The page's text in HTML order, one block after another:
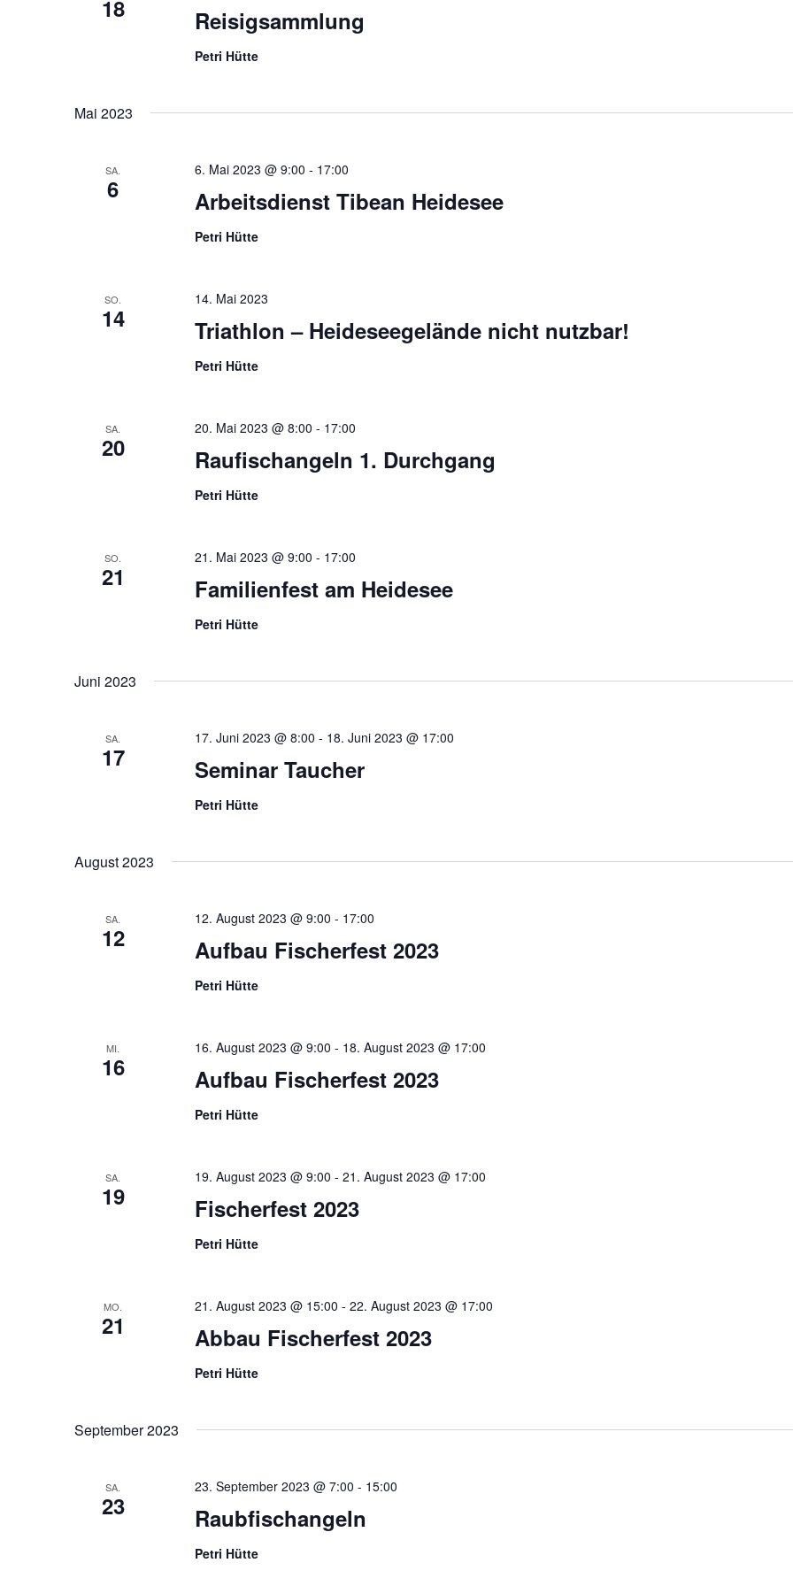
18 Reisigsammlung
Petri Hütte
Mai 2023
SA.
6 Arbeitsdienst Tibean Heidesee
6. Mai 2023 @ 9:00 - 17:00
Petri Hütte
SO.
14 Triathlon – Heideseegelände nicht nutzbar!
14. Mai 2023
Petri Hütte
SA.
20 Raufischangeln 1. Durchgang
20. Mai 2023 @ 8:00 - 17:00
Petri Hütte
SO.
21 Familienfest am Heidesee
21. Mai 2023 @ 9:00 - 17:00
Petri Hütte
Juni 2023
SA.
17 Seminar Taucher
17. Juni 2023 @ 8:00 - 18. Juni 2023 @ 17:00
Petri Hütte
August 2023
SA.
12 Aufbau Fischerfest 2023
12. August 2023 @ 9:00 - 17:00
Petri Hütte
MI.
16 Aufbau Fischerfest 2023
16. August 2023 @ 9:00 - 18. August 2023 @ 17:00
Petri Hütte
SA.
19 Fischerfest 2023
19. August 2023 @ 9:00 - 21. August 2023 @ 17:00
Petri Hütte
MO.
21 Abbau Fischerfest 2023
21. August 2023 @ 15:00 - 22. August 2023 @ 17:00
Petri Hütte
September 2023
SA.
23 Raubfischangeln
23. September 2023 @ 7:00 - 15:00
Petri Hütte